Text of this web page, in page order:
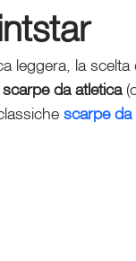
leggera, la
scarpe da atletica
scarpe